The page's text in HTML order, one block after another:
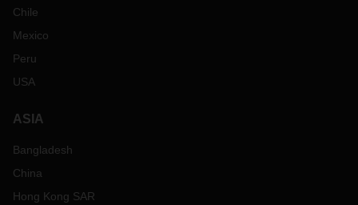
Chile
Mexico
Peru
USA
ASIA
Bangladesh
China
Hong Kong SAR